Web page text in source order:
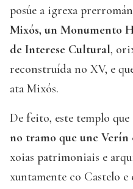
posúe a igrexa
Mixós, un Monumento
de Interese Cultural,
reconstruída no XV, e
ata Mixós.
De feito, este templo que
no tramo que une Verín
xoias patrimoniais e
xuntamente co Castelo e